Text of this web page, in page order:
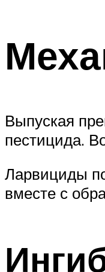
Выпуская
пестицида.
Ларвициды
вместе с